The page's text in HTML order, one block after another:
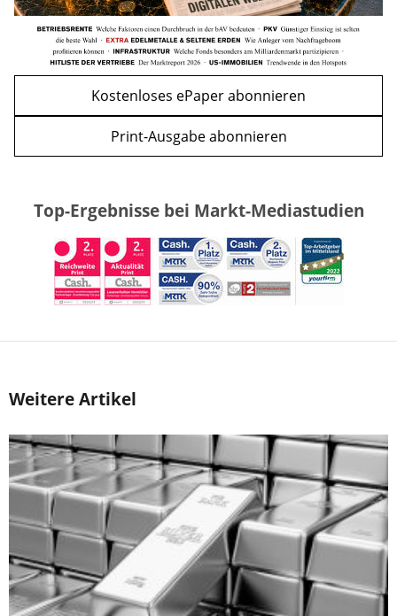
Kostenloses ePaper abonnieren
Print-Ausgabe abonnieren
Top-Ergebnisse bei Markt-Mediastudien
Weitere Artikel